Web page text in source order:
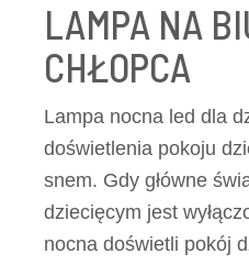
LAMPA NA
CHŁOPCA
Lampa nocna led dla
doświetlenia pokoju
snem. Gdy główne
dziecięcym jest
nocna doświetli pokój